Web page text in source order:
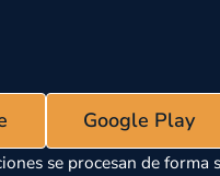
Google Play
se procesan de